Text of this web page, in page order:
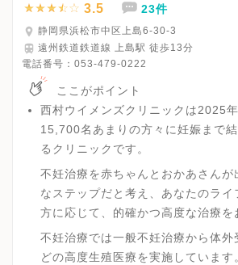
3.5 23件
静岡県浜松市中区上島6-30-3
遠州鉄道鉄道線 上島駅 徒歩13分
電話番号： 053-479-0222
ここがポイント
西村ウイメンズクリニックは2025
15,700名あまりの方々に妊娠まで
るクリニックです。
不妊治療を赤ちゃんとおかあさんが
なステップだと考え、あなたのライ
方に応じて、的確かつ高度な治療を
不妊治療では一般不妊治療から体外
どの高度生殖医療を実施しています